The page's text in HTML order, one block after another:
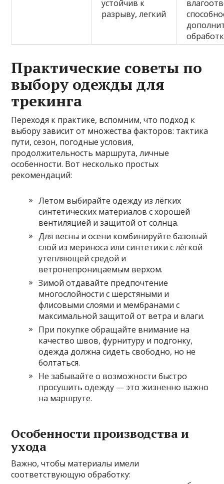
устойчив к
разрыву, легкий
Практические советы по
выбору одежды для
трекинга
Переходя к практике, вспомним, что подход к
выбору зависит от множества факторов: тактика
пути, сезон, погодные условия,
продолжительность маршрута, личные
особенности. Вот несколько простых
рекомендаций:
Летом выбирайте одежду из лёгких
синтетических материалов с хорошей
вентиляцией и защитой от солнца.
Для весны и осени комбинируйте базовый
слой из мериноса или синтетики с лёгкой
утепляющей средой и
ветронепроницаемым верхом.
Зимой отдавайте предпочтение
многослойности с шерстяными и
флисовыми слоями и мембранами с
максимальной защитой от ветра и влаги.
При покупке обращайте внимание на
качество швов, фурнитуру и подгонку,
одежда должна сидеть свободно, но не
болтаться.
Не забывайте о возможности быстро
просушить одежду — это жизненно важно
на маршруте.
Особенности производства и
ухода
Важно, чтобы материалы имели
соответствующую обработку: